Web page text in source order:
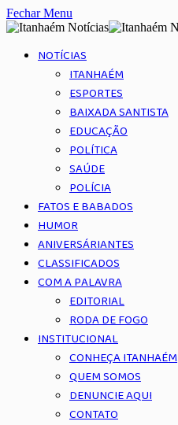
Fechar Menu
NOTÍCIAS
ITANHAÉM
ESPORTES
BAIXADA SANTISTA
EDUCAÇÃO
POLÍTICA
SAÚDE
POLÍCIA
FATOS E BABADOS
HUMOR
ANIVERSÁRIANTES
CLASSIFICADOS
COM A PALAVRA
EDITORIAL
RODA DE FOGO
INSTITUCIONAL
CONHEÇA ITANHAÉM
QUEM SOMOS
DENUNCIE AQUI
CONTATO